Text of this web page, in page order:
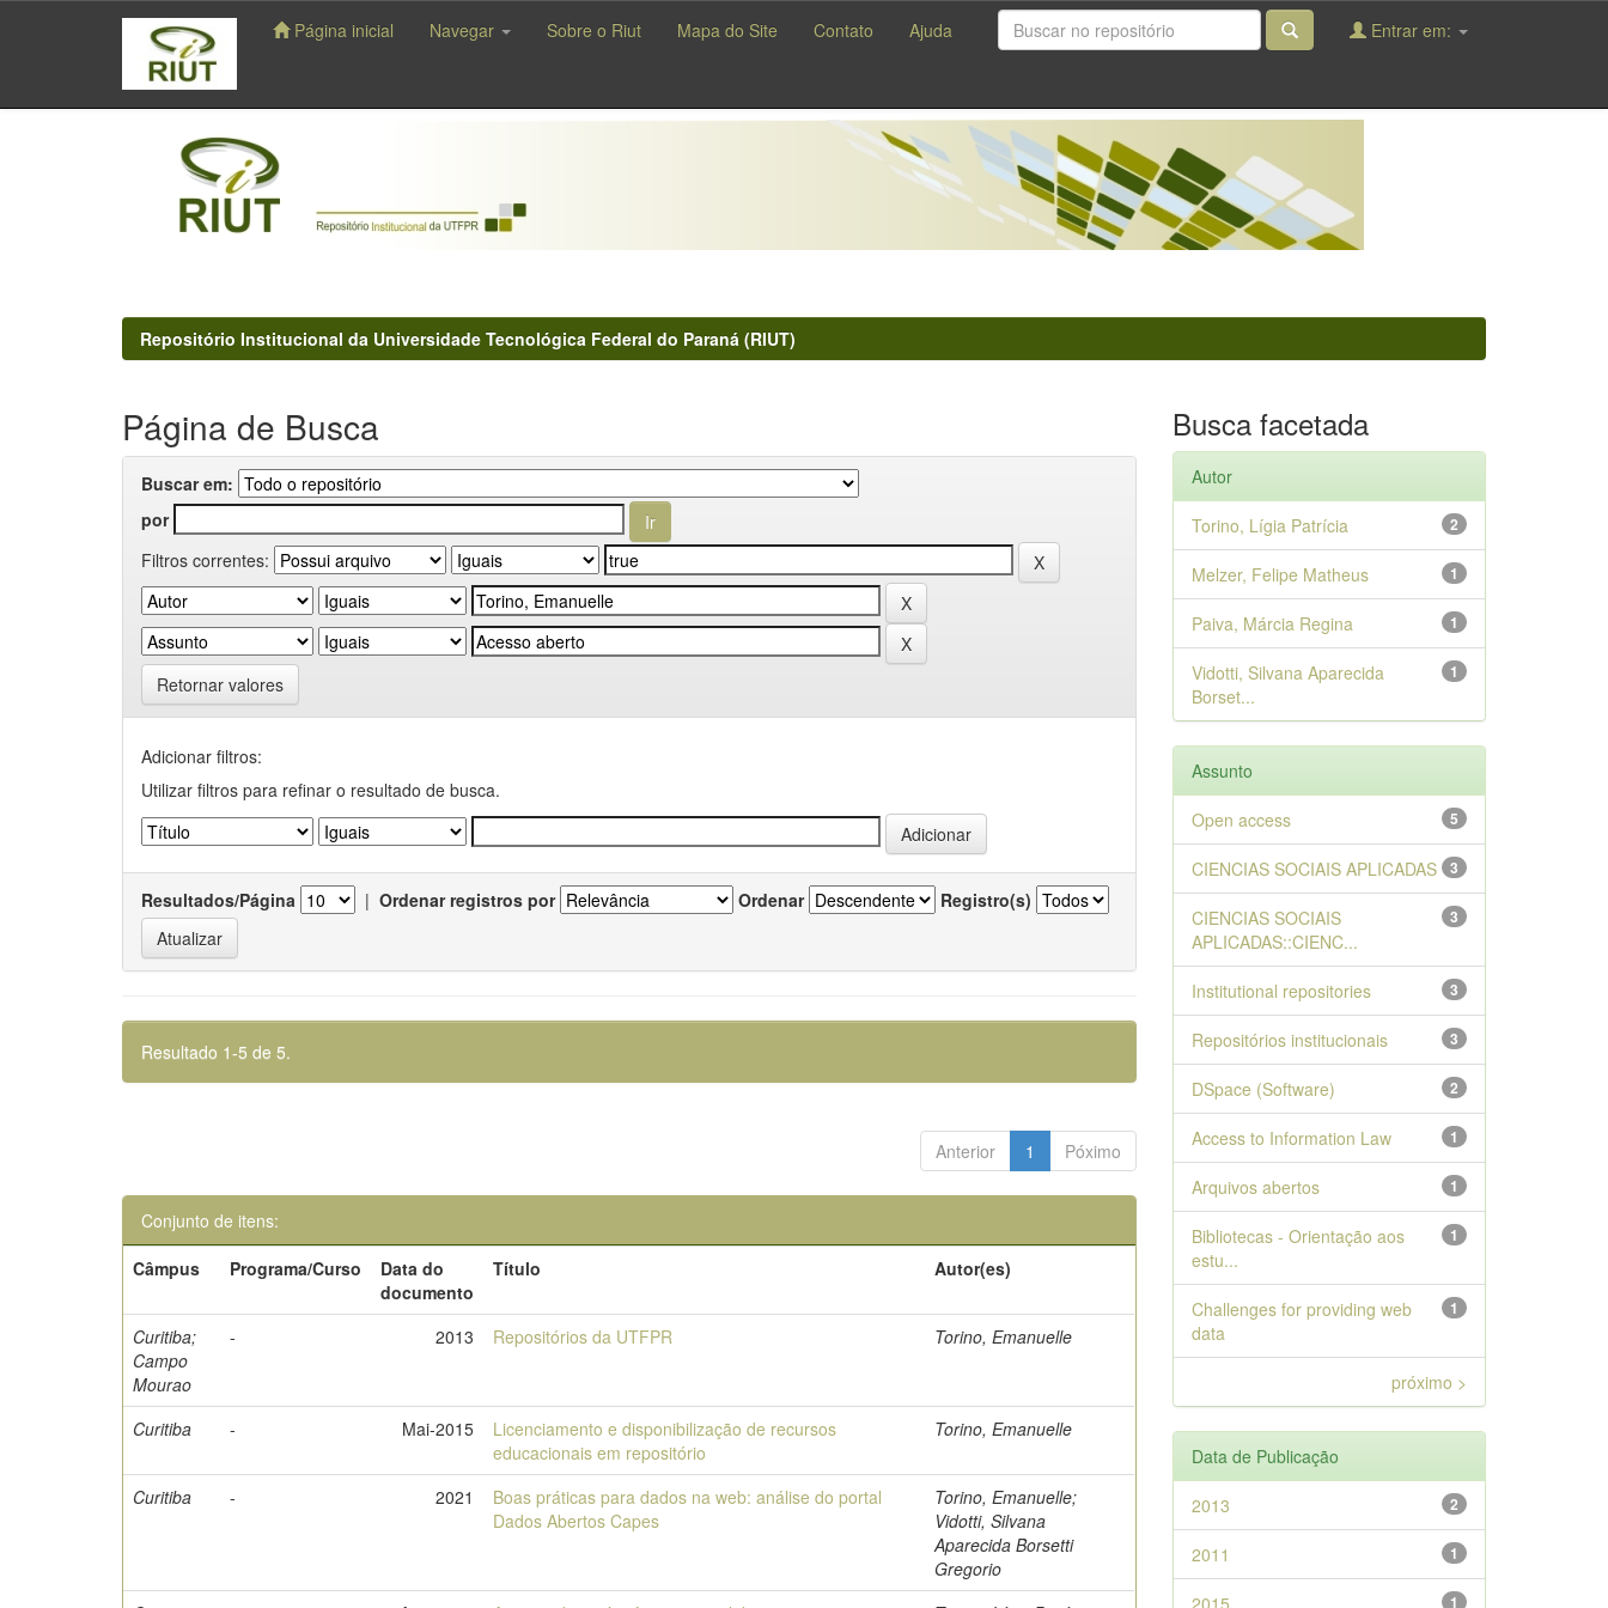
navigation
Página inicial Navegar Sobre o Riut Mapa do Site Contato Ajuda Entrar em:
Repositório Institucional da Universidade Tecnológica Federal do Paraná (RIUT)
Página de Busca
Buscar em:
por
Filtros correntes:
Retornar valores
Adicionar filtros:
Utilizar filtros para refinar o resultado de busca.
Resultados/Página | Ordenar registros por Ordenar Registro(s)
Resultado 1-5 de 5.
Anterior 1 Póximo
Conjunto de itens:
Câmpus
Programa/Curso
Data do
documento
Título Autor(es)
Curitiba;
Campo
Mourao
- 2013 Repositórios da UTFPR Torino, Emanuelle
Curitiba - Mai-2015
Licenciamento e disponibilização de recursos
educacionais em repositório
Torino, Emanuelle
Curitiba - 2021
Boas práticas para dados na web: análise do portal
Dados Abertos Capes
Torino, Emanuelle;
Vidotti, Silvana
Aparecida Borsetti
Gregorio
Busca facetada
Autor
2
Torino, Lígia Patrícia
1
Melzer, Felipe Matheus
1
Paiva, Márcia Regina
1
Vidotti, Silvana Aparecida
Borset...
Assunto
5
Open access
3
CIENCIAS SOCIAIS APLICADAS
3
CIENCIAS SOCIAIS
APLICADAS::CIENC...
3
Institutional repositories
3
Repositórios institucionais
2
DSpace (Software)
1
Access to Information Law
1
Arquivos abertos
1
Bibliotecas - Orientação aos
estu...
1
Challenges for providing web
data
próximo >
Data de Publicação
2
2013
1
2011
1
2015